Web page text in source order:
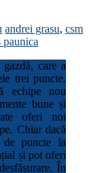
andrei grasu, csm
paunica
care a
trei puncte.
echipe nou
bune și
oferi noi
Chiar dacă
de puncte la
și pot oferi
În